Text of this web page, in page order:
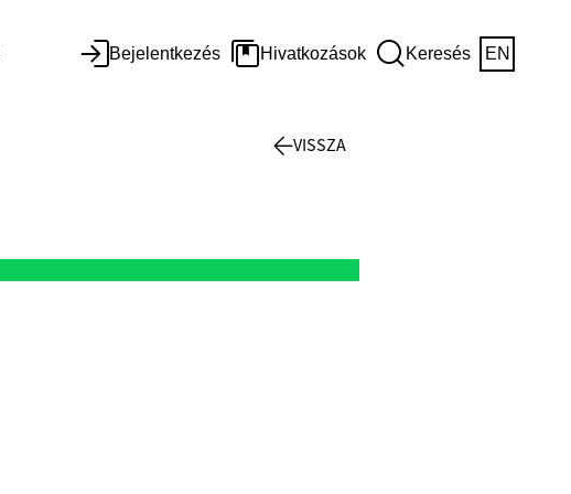
Bejelentkezés Hivatkozások Keresés EN
VISSZA